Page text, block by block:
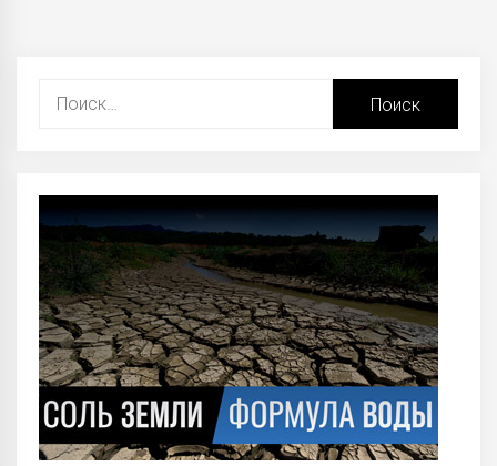
Найти: